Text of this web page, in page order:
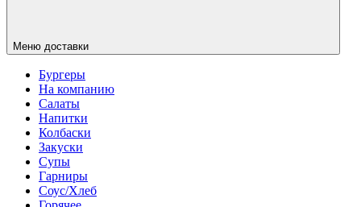
Меню доставки
Бургеры
На компанию
Салаты
Напитки
Колбаски
Закуски
Супы
Гарниры
Соус/Хлеб